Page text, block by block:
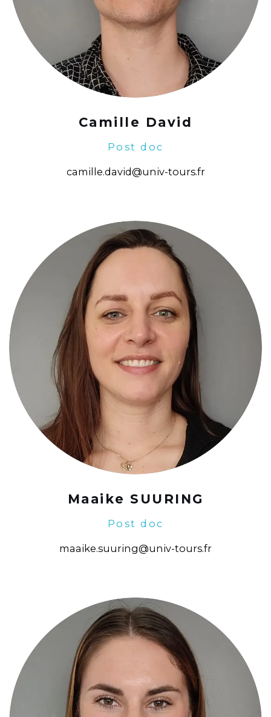
Camille David
Post doc
camille.david@univ-tours.fr
Maaike SUURING
Post doc
maaike.suuring@univ-tours.fr